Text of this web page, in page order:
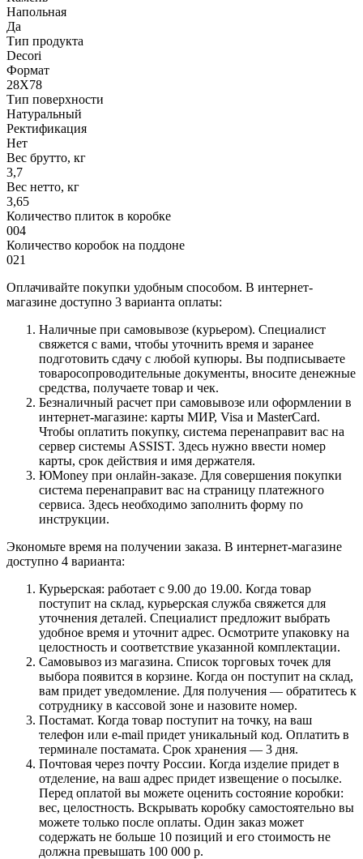
Напольная
Да
Тип продукта
Decori
Формат
28X78
Тип поверхности
Натуральный
Ректификация
Нет
Вес брутто, кг
3,7
Вес нетто, кг
3,65
Количество плиток в коробке
004
Количество коробок на поддоне
021
Оплачивайте покупки удобным способом. В интернет-
магазине доступно 3 варианта оплаты:
Наличные при самовывозе (курьером). Специалист
свяжется с вами, чтобы уточнить время и заранее
подготовить сдачу с любой купюры. Вы подписываете
товаросопроводительные документы, вносите денежные
средства, получаете товар и чек.
Безналичный расчет при самовывозе или оформлении в
интернет-магазине: карты МИР, Visa и MasterCard.
Чтобы оплатить покупку, система перенаправит вас на
сервер системы ASSIST. Здесь нужно ввести номер
карты, срок действия и имя держателя.
ЮMoney при онлайн-заказе. Для совершения покупки
система перенаправит вас на страницу платежного
сервиса. Здесь необходимо заполнить форму по
инструкции.
Экономьте время на получении заказа. В интернет-магазине
доступно 4 варианта:
Курьерская: работает с 9.00 до 19.00. Когда товар
поступит на склад, курьерская служба свяжется для
уточнения деталей. Специалист предложит выбрать
удобное время и уточнит адрес. Осмотрите упаковку на
целостность и соответствие указанной комплектации.
Самовывоз из магазина. Список торговых точек для
выбора появится в корзине. Когда он поступит на склад,
вам придет уведомление. Для получения — обратитесь к
сотруднику в кассовой зоне и назовите номер.
Постамат. Когда товар поступит на точку, на ваш
телефон или e-mail придет уникальный код. Оплатить в
терминале постамата. Срок хранения — 3 дня.
Почтовая через почту России. Когда изделие придет в
отделение, на ваш адрес придет извещение о посылке.
Перед оплатой вы можете оценить состояние коробки:
вес, целостность. Вскрывать коробку самостоятельно вы
можете только после оплаты. Один заказ может
содержать не больше 10 позиций и его стоимость не
должна превышать 100 000 р.